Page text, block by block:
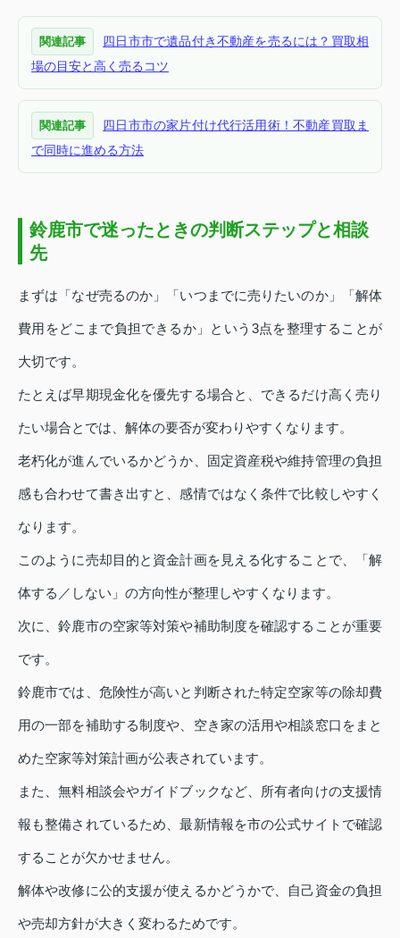
関連記事
四日市市で遺品付き不動産を売るには？買取相
場の目安と高く売るコツ
関連記事
四日市市の家片付け代行活用術！不動産買取ま
で同時に進める方法
鈴鹿市で迷ったときの判断ステップと相談
先
まずは「なぜ売るのか」「いつまでに売りたいのか」「解体
費用をどこまで負担できるか」という3点を整理することが
大切です。
たとえば早期現金化を優先する場合と、できるだけ高く売り
たい場合とでは、解体の要否が変わりやすくなります。
老朽化が進んでいるかどうか、固定資産税や維持管理の負担
感も合わせて書き出すと、感情ではなく条件で比較しやすく
なります。
このように売却目的と資金計画を見える化することで、「解
体する／しない」の方向性が整理しやすくなります。
次に、鈴鹿市の空家等対策や補助制度を確認することが重要
です。
鈴鹿市では、危険性が高いと判断された特定空家等の除却費
用の一部を補助する制度や、空き家の活用や相談窓口をまと
めた空家等対策計画が公表されています。
また、無料相談会やガイドブックなど、所有者向けの支援情
報も整備されているため、最新情報を市の公式サイトで確認
することが欠かせません。
解体や改修に公的支援が使えるかどうかで、自己資金の負担
や売却方針が大きく変わるためです。